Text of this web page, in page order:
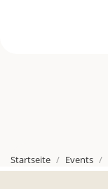
Startseite Events